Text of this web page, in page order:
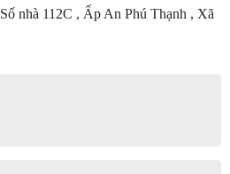
Số nhà 112C , Ấp An Phú Thạnh , Xã